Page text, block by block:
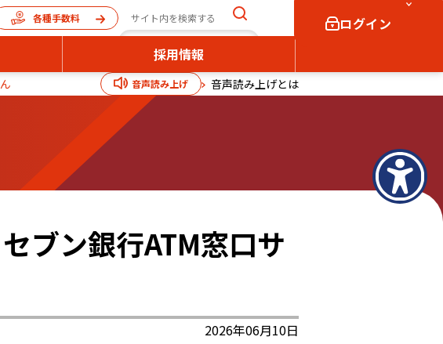
各種手数料 ログイン
個人向け
採用情報
音声読み上げ 音声読み上げとは
ブン銀行ATM窓口サ
2026年06月10日